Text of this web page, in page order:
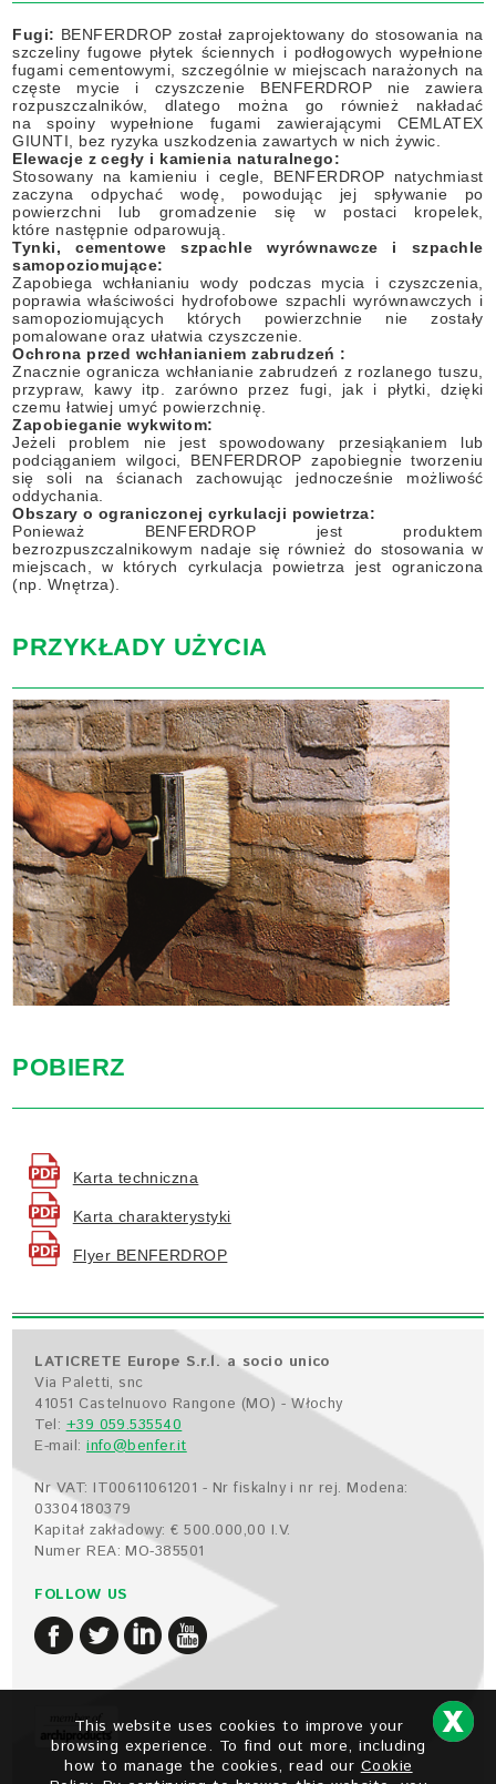
This website uses cookies to improve your
browsing experience. To find out more, including
how to manage the cookies, read ourCookie
Fugi: BENFERDROP został zaprojektowany do stosowania na
szczeliny fugowe płytek ściennych i podłogowych wypełnione
fugami cementowymi, szczególnie w miejscach narażonych na
częste mycie i czyszczenie
BENFERDROP nie zawiera
rozpuszczalników, dlatego można go również nakładać
na spoiny wypełnione fugami zawierającymi CEMLATEX
GIUNTI, bez ryzyka uszkodzenia zawartych w nich żywic.
Elewacje z cegły i kamienia naturalnego:
Stosowany na kamieniu i cegle, BENFERDROP natychmiast
zaczyna odpychać wodę, powodując jej spływanie po
powierzchni lub gromadzenie się w postaci kropelek,
które następnie odparowują.
Tynki, cementowe szpachle wyrównawcze i szpachle
samopoziomujące:
Zapobiega wchłanianiu wody podczas mycia i czyszczenia,
poprawia właściwości hydrofobowe szpachli wyrównawczych i
samopoziomujących których powierzchnie nie zostały
pomalowane oraz ułatwia czyszczenie.
Ochrona przed wchłanianiem zabrudzeń :
Znacznie ogranicza wchłanianie zabrudzeń z rozlanego tuszu,
przypraw, kawy itp. zarówno przez fugi, jak i płytki, dzięki
czemu łatwiej umyć powierzchnię.
Zapobieganie wykwitom:
Jeżeli problem nie jest spowodowany przesiąkaniem lub
podciąganiem wilgoci, BENFERDROP zapobiegnie tworzeniu
się soli na ścianach zachowując jednocześnie możliwość
oddychania.
Obszary o ograniczonej cyrkulacji powietrza:
Ponieważ BENFERDROP jest produktem
bezrozpuszczalnikowym nadaje się również do stosowania w
miejscach, w których cyrkulacja powietrza jest ograniczona
(np. Wnętrza).
PRZYKŁADY UŻYCIA
POBIERZ
Karta techniczna
Karta charakterystyki
Flyer BENFERDROP
LATICRETE Europe S.r.l. a socio unico
Via Paletti, snc
41051 Castelnuovo Rangone (MO) - Włochy
Tel:+39 059.535540
E-mail:info@benfer.it
Nr VAT: IT00611061201 - Nr fiskalny i nr rej. Modena:
03304180379
Kapitał zakładowy: € 500.000,00 I.V.
Numer REA: MO-385501
FOLLOW US